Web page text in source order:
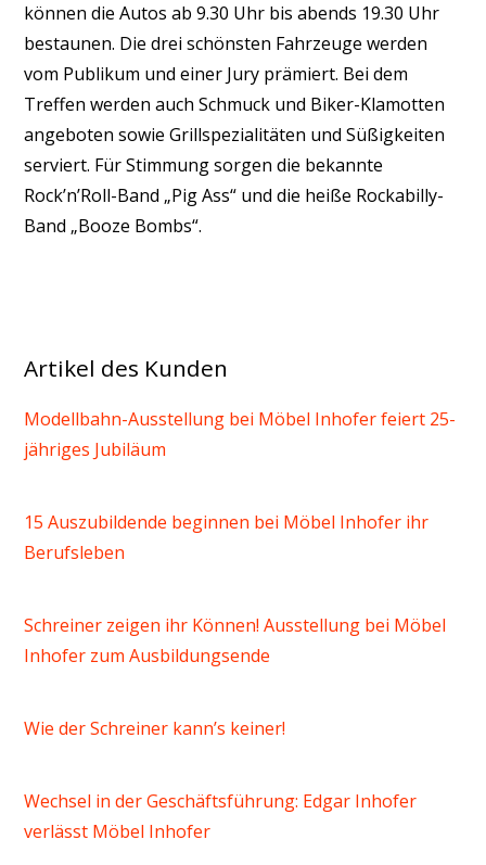
können die Autos ab 9.30 Uhr bis abends 19.30 Uhr
bestaunen. Die drei schönsten Fahrzeuge werden
vom Publikum und einer Jury prämiert. Bei dem
Treffen werden auch Schmuck und Biker-Klamotten
angeboten sowie Grillspezialitäten und Süßigkeiten
serviert. Für Stimmung sorgen die bekannte
Rock’n’Roll-Band „Pig Ass“ und die heiße Rockabilly-
Band „Booze Bombs“.
Artikel des Kunden
Modellbahn-Ausstellung bei Möbel Inhofer feiert 25-
jähriges Jubiläum
15 Auszubildende beginnen bei Möbel Inhofer ihr
Berufsleben
Schreiner zeigen ihr Können! Ausstellung bei Möbel
Inhofer zum Ausbildungsende
Wie der Schreiner kann’s keiner!
Wechsel in der Geschäftsführung: Edgar Inhofer
verlässt Möbel Inhofer